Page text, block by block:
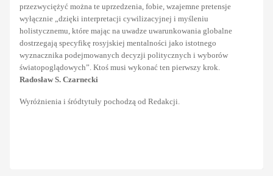
przezwyciężyć można te uprzedzenia, fobie, wzajemne pretensje
wyłącznie „dzięki interpretacji cywilizacyjnej i myśleniu
holistycznemu, które mając na uwadze uwarunkowania globalne
dostrzegają specyfikę rosyjskiej mentalności jako istotnego
wyznacznika podejmowanych decyzji politycznych i wyborów
światopoglądowych”. Ktoś musi wykonać ten pierwszy krok.
Radosław S. Czarnecki
Wyróżnienia i śródtytuły pochodzą od Redakcji.